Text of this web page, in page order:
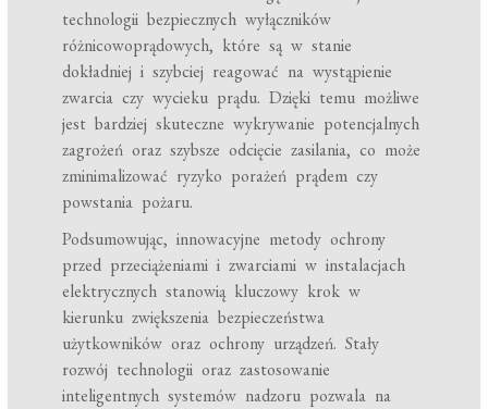
technologii bezpiecznych wyłączników
różnicowoprądowych, które są w stanie
dokładniej i szybciej reagować na wystąpienie
zwarcia czy wycieku prądu. Dzięki temu możliwe
jest bardziej skuteczne wykrywanie potencjalnych
zagrożeń oraz szybsze odcięcie zasilania, co może
zminimalizować ryzyko porażeń prądem czy
powstania pożaru.
Podsumowując, innowacyjne metody ochrony
przed przeciążeniami i zwarciami w instalacjach
elektrycznych stanowią kluczowy krok w
kierunku zwiększenia bezpieczeństwa
użytkowników oraz ochrony urządzeń. Stały
rozwój technologii oraz zastosowanie
inteligentnych systemów nadzoru pozwala na